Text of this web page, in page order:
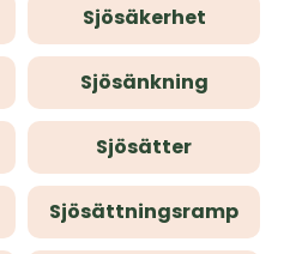
Sjösäkerhet
Sjösänkning
Sjösätter
Sjösättningsramp